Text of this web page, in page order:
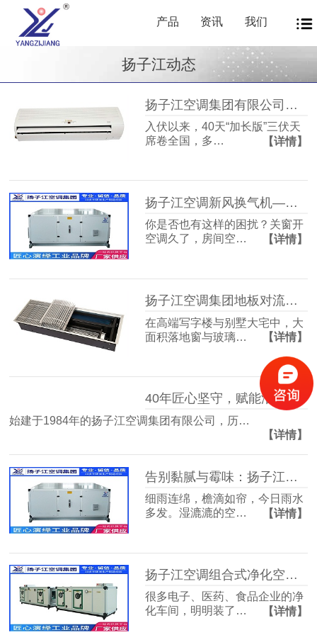
产品 资讯 我们
扬子江动态
扬子江空调集团有限公司商用暖通源头厂家，40年匠心护航从容度伏
入伏以来，40天“加长版”三伏天
席卷全国，多…
【详情】
扬子江空调新风换气机——告别室内空气闷浊，畅享洁净富氧新生活
你是否也有这样的困扰？关窗开
空调久了，房间空…
【详情】
扬子江空调集团地板对流器：破解冬冷夏热难题，打造四季如春的舒适空间
在高端写字楼与别墅大宅中，大
面积落地窗与玻璃…
【详情】
40年匠心坚守，赋能洁净空气未来
始建于1984年的扬子江空调集团有限公司，历…
【详情】
告别黏腻与霉味：扬子江空调的梅雨季舒适生活指南
细雨连绵，檐滴如帘，今日雨水
多发。湿漉漉的空…
【详情】
扬子江空调组合式净化空调箱，彻底解决车间洁净度不达标难题
很多电子、医药、食品企业的净
化车间，明明装了…
【详情】